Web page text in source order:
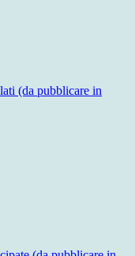
(da pubblicare in